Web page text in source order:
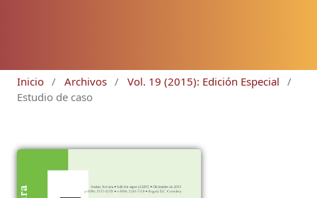
Inicio / Archivos / Vol. 19 (2015): Edición Especial
/
Estudio de caso